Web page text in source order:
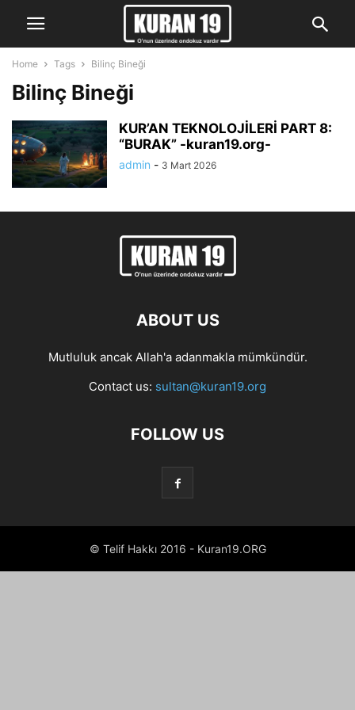
Home Tags Bilinç Bineği
Bilinç Bineği
KUR’AN TEKNOLOJİLERİ PART 8:
“BURAK” -kuran19.org-
admin - 3 Mart 2026
ABOUT US
Mutluluk ancak Allah'a adanmakla mümkündür.
Contact us: sultan@kuran19.org
FOLLOW US
© Telif Hakkı 2016 - Kuran19.ORG